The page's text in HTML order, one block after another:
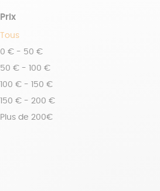
Prix
Tous
0 € - 50 €
50 € - 100 €
100 € - 150 €
150 € - 200 €
Plus de 200€